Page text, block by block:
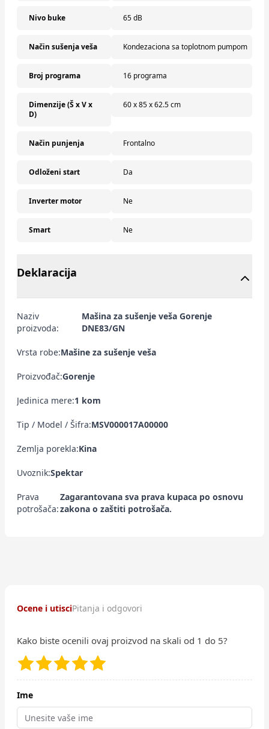
Nivo buke 65 dB
Način sušenja veša Kondezaciona sa toplotnom pumpom
Broj programa 16 programa
Dimenzije (Š x V x
D)
60 x 85 x 62.5 cm
Način punjenja Frontalno
Odloženi start Da
Inverter motor Ne
Smart Ne
Deklaracija
Naziv
proizvoda:
Mašina za sušenje veša Gorenje
DNE83/GN
Vrsta robe:Mašine za sušenje veša
Proizvođač:Gorenje
Jedinica mere:1 kom
Tip / Model / Šifra:MSV000017A00000
Zemlja porekla:Kina
Uvoznik:Spektar
Prava
potrošača:
Zagarantovana sva prava kupaca po osnovu
zakona o zaštiti potrošača.
Ocene i utisciPitanja i odgovori
Kako biste ocenili ovaj proizvod na skali od 1 do 5?
Ime